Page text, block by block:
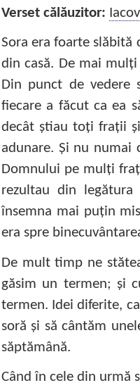
Verset călăuzitor:
Sora era foarte slăbită
din casă. De mai
Din punct de vedere
fiecare a făcut ca ea
decât ştiau toţi fraţii
adunare. Şi nu numai
Domnului pe mulţi
rezultau din
însemna mai puţin
era spre
De mult timp ne
găsim un termen; şi
termen. Idei diferite,
soră şi să cântăm
săptămână.
Când în cele din urmă